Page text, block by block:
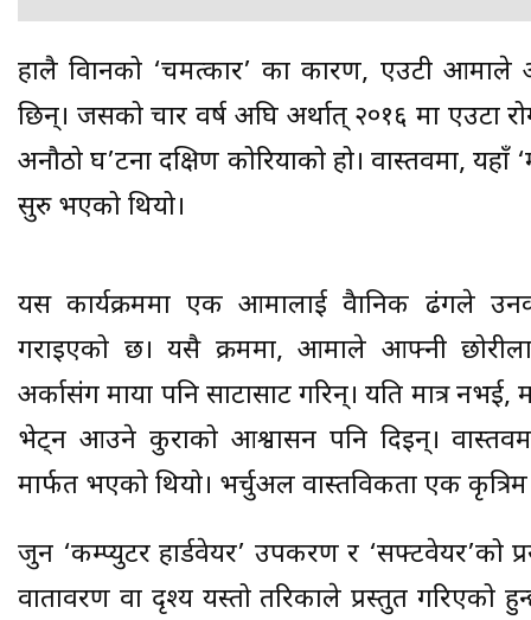
हालै विज्ञानको ‘चमत्कार’ का कारण, एउटी
छिन्। जसको चार वर्ष अघि अर्थात् २०१६ मा एउटा
अनौठो घ’टना दक्षिण कोरियाको हो। वास्तवमा,
सुरु भएको थियो।
यस कार्यक्रममा एक आमालाई वैज्ञानिक ढंगले
गराइएको छ। यसै क्रममा, आमाले आफ्नी
अर्कासंग माया पनि साटासाट गरिन्। यति मात्र
भेट्न आउने कुराको आश्वासन पनि दिइन्।
मार्फत भएको थियो। भर्चुअल वास्तविकता एक कृत्रिम
जुन ‘कम्प्युटर हार्डवेयर’ उपकरण र ‘सफ्टवेयर’को
वातावरण वा दृश्य यस्तो तरिकाले प्रस्तुत गरिएको